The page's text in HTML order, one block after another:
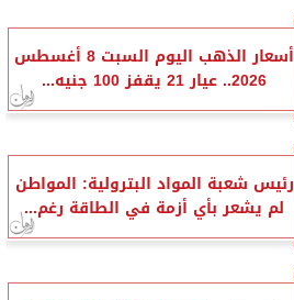
أسعار الذهب اليوم السبت 8 أغسطس
2026.. عيار 21 يقفز 100 جنيه...
رئيس شعبة المواد البترولية: المواطن
لم يشعر بأي أزمة في الطاقة رغم...